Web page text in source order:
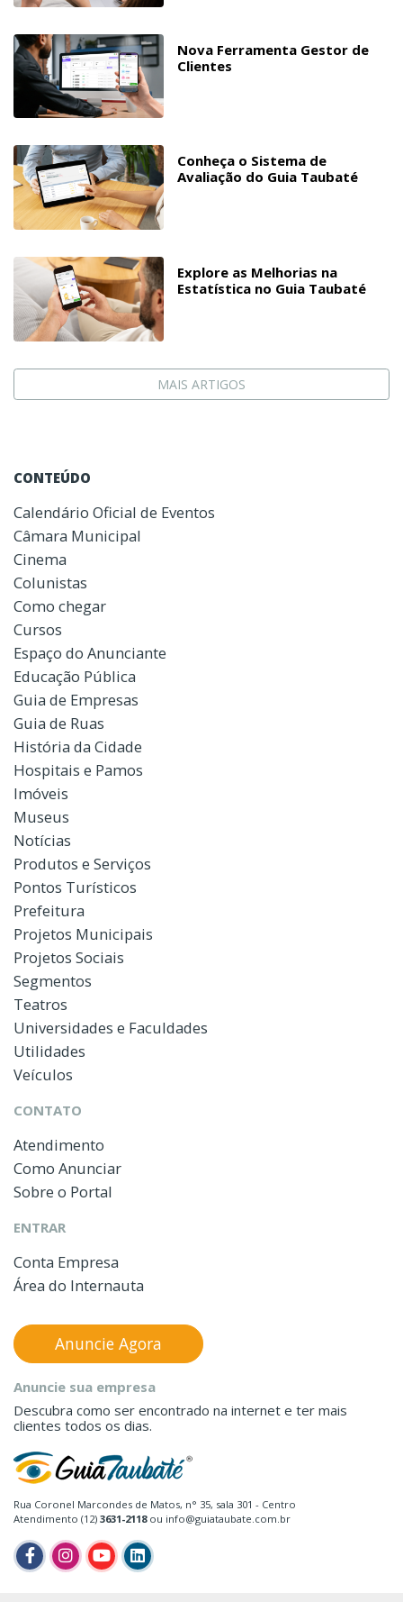
Nova Ferramenta Gestor de
Clientes
Conheça o Sistema de
Avaliação do Guia Taubaté
Explore as Melhorias na
Estatística no Guia Taubaté
MAIS ARTIGOS
CONTEÚDO
Calendário Oficial de Eventos
Câmara Municipal
Cinema
Colunistas
Como chegar
Cursos
Espaço do Anunciante
Educação Pública
Guia de Empresas
Guia de Ruas
História da Cidade
Hospitais e Pamos
Imóveis
Museus
Notícias
Produtos e Serviços
Pontos Turísticos
Prefeitura
Projetos Municipais
Projetos Sociais
Segmentos
Teatros
Universidades e Faculdades
Utilidades
Veículos
CONTATO
Atendimento
Como Anunciar
Sobre o Portal
ENTRAR
Conta Empresa
Área do Internauta
Rua Coronel Marcondes de Matos, n° 35, sala 301 - Centro
Atendimento (12) 3631-2118ou info@guiataubate.com.br
Anuncie sua empresa
Descubra como ser encontrado na internet e ter mais
clientes todos os dias.
Anuncie Agora